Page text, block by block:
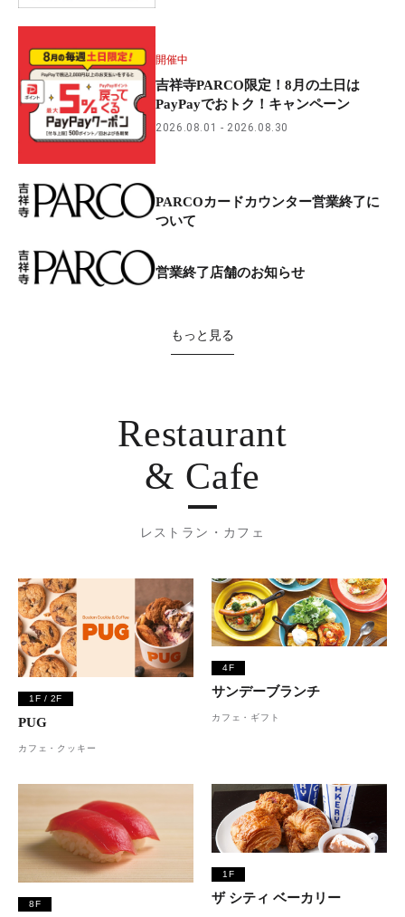
開催中
吉祥寺PARCO限定！8月の土日は
PayPayでおトク！キャンペーン
2026.08.01 2026.08.30
PARCOカードカウンター営業終了に
ついて
営業終了店舗のお知らせ
もっと見る
Restaurant
& Cafe
レストラン・カフェ
1F / 2F
PUG
カフェ・クッキー
4F
サンデーブランチ
カフェ・ギフト
8F
1F
ザ シティ ベーカリー